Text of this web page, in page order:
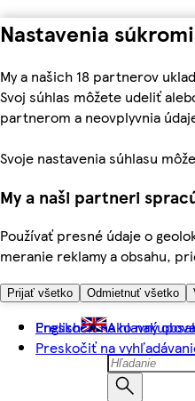
Nastavenia
My a našich 18 partnerov
Svoj súhlas môžete udeliť
partnerom a neovplyvnia
Svoje nastavenia súhlasu
My a naši partneri
Používať presné údaje o
meranie reklamy a obsahu,
Prijať všetko Odmietnuť všetko
Preskočiť na hlavný
Preskočiť na
English Ako